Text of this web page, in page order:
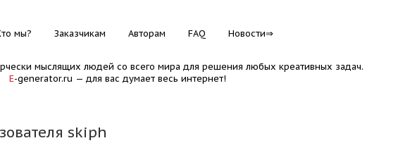
мы? Заказчикам Авторам FAQ Новости
мыслящих людей со всего мира для решения любых креативных задач.
E-generator.ru — для вас думает весь интернет!
skiph